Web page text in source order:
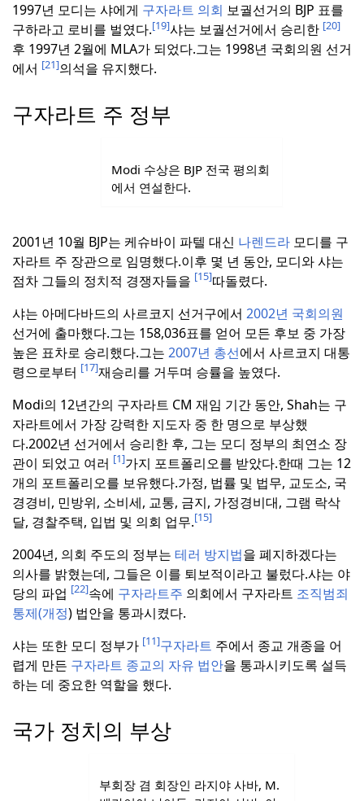
1997년 모디는 샤에게 구자라트 의회 보궐선거의 BJP 표를
구하라고 로비를 벌였다.[19]샤는 보궐선거에서 승리한 [20]
후 1997년 2월에 MLA가 되었다.그는 1998년 국회의원 선거
에서 [21]의석을 유지했다.
구자라트 주 정부
Modi 수상은 BJP 전국 평의회
에서 연설한다.
2001년 10월 BJP는 케슈바이 파텔 대신 나렌드라 모디를 구
자라트 주 장관으로 임명했다.이후 몇 년 동안, 모디와 샤는
점차 그들의 정치적 경쟁자들을 [15]따돌렸다.
샤는 아메다바드의 사르코지 선거구에서 2002년 국회의원
선거에 출마했다.그는 158,036표를 얻어 모든 후보 중 가장
높은 표차로 승리했다.그는 2007년 총선에서 사르코지 대통
령으로부터 [17]재승리를 거두며 승률을 높였다.
Modi의 12년간의 구자라트 CM 재임 기간 동안, Shah는 구
자라트에서 가장 강력한 지도자 중 한 명으로 부상했
다.2002년 선거에서 승리한 후, 그는 모디 정부의 최연소 장
관이 되었고 여러 [1]가지 포트폴리오를 받았다.한때 그는 12
개의 포트폴리오를 보유했다.가정, 법률 및 법무, 교도소, 국
경경비, 민방위, 소비세, 교통, 금지, 가정경비대, 그램 락삭
달, 경찰주택, 입법 및 의회 업무.[15]
2004년, 의회 주도의 정부는 테러 방지법을 폐지하겠다는
의사를 밝혔는데, 그들은 이를 퇴보적이라고 불렀다.샤는 야
당의 파업 [22]속에 구자라트주 의회에서 구자라트 조직범죄
통제(개정) 법안을 통과시켰다.
샤는 또한 모디 정부가 [11]구자라트 주에서 종교 개종을 어
렵게 만든 구자라트 종교의 자유 법안을 통과시키도록 설득
하는 데 중요한 역할을 했다.
국가 정치의 부상
부회장 겸 회장인 라지야 사바, M.